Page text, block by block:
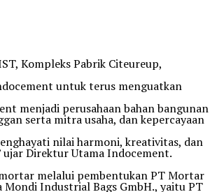
Kompleks Pabrik Citeureup,
untuk terus menguatkan
menjadi perusahaan bahan bangunan
serta mitra usaha, dan kepercayaan
nilai harmoni, kreativitas, dan
ujar Direktur Utama Indocement.
melalui pembentukan PT Mortar
Mondi Industrial Bags GmbH., yaitu PT